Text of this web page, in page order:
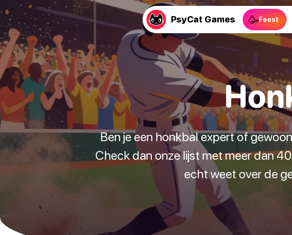
PsyCat Games 🥳Feest
Ben je een honkbal expert of
Check dan onze lijst met meer dan
echt weet over de